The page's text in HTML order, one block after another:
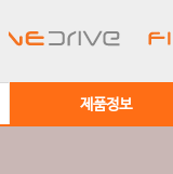
제품정보